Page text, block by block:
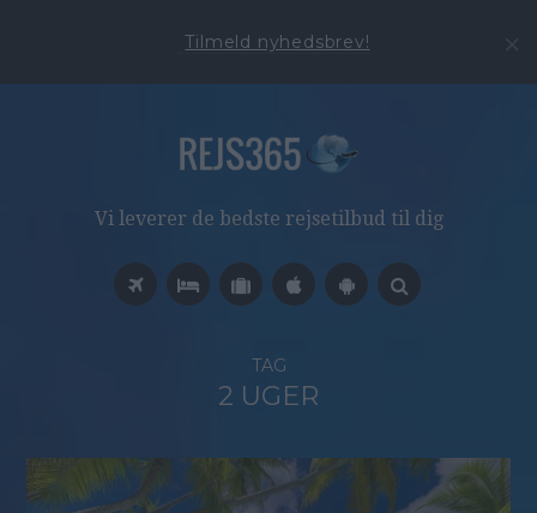
Tilmeld nyhedsbrev!
Vi leverer de bedste rejsetilbud til dig
TAG
2 UGER